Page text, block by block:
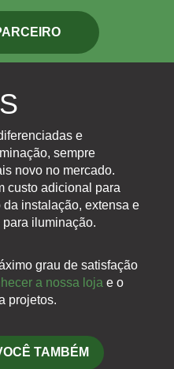
e
sempre
novo no mercado.
custo adicional para
instalação, extensa e
iluminação.
grau de satisfação
a nossa loja e o
projetos.
TAMBÉM